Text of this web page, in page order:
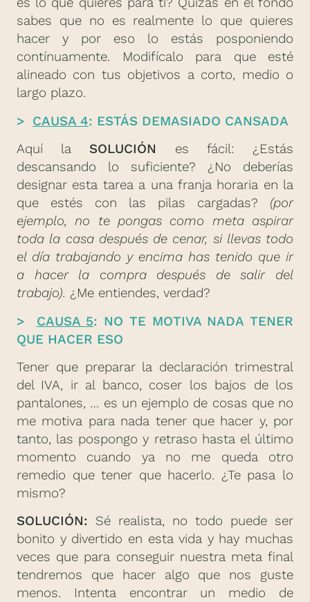
es lo que quieres para ti? Quizás en el fondo
sabes que no es realmente lo que quieres
hacer y por eso lo estás posponiendo
contínuamente. Modifícalo para que esté
alineado con tus objetivos a corto, medio o
largo plazo.
> CAUSA 4: ESTÁS DEMASIADO CANSADA
Aquí laSOLUCIÓN
es fácil: ¿Estás
descansando lo suficiente? ¿No deberías
designar esta tarea a una franja horaria en la
que estés con las pilas cargadas? (por
ejemplo, no te pongas como meta aspirar
toda la casa después de cenar, si llevas todo
el día trabajando y encima has tenido que ir
a hacer la compra después de salir del
trabajo). ¿Me entiendes, verdad?
> CAUSA 5: NO TE MOTIVA NADA TENER
QUE HACER ESO
Tener que preparar la declaración trimestral
del IVA, ir al banco, coser los bajos de los
pantalones, … es un ejemplo de cosas que no
me motiva para nada tener que hacer y, por
tanto, las pospongo y retraso hasta el último
momento cuando ya no me queda otro
remedio que tener que hacerlo. ¿Te pasa lo
mismo?
SOLUCIÓN: Sé realista, no todo puede ser
bonito y divertido en esta vida y hay muchas
veces que para conseguir nuestra meta final
tendremos que hacer algo que nos guste
menos. Intenta encontrar un medio de